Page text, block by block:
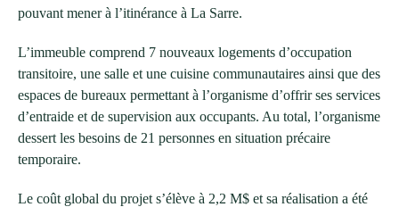
pouvant mener à l’itinérance à La Sarre.
L’immeuble comprend 7 nouveaux logements d’occupation
transitoire, une salle et une cuisine communautaires ainsi que des
espaces de bureaux permettant à l’organisme d’offrir ses services
d’entraide et de supervision aux occupants. Au total, l’organisme
dessert les besoins de 21 personnes en situation précaire
temporaire.
Le coût global du projet s’élève à 2,2 M$ et sa réalisation a été